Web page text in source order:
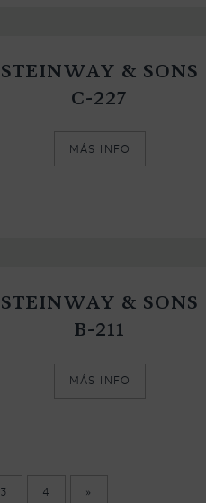
STEINWAY & SONS
C-227
MÁS INFO
STEINWAY & SONS
B-211
MÁS INFO
3 4 »